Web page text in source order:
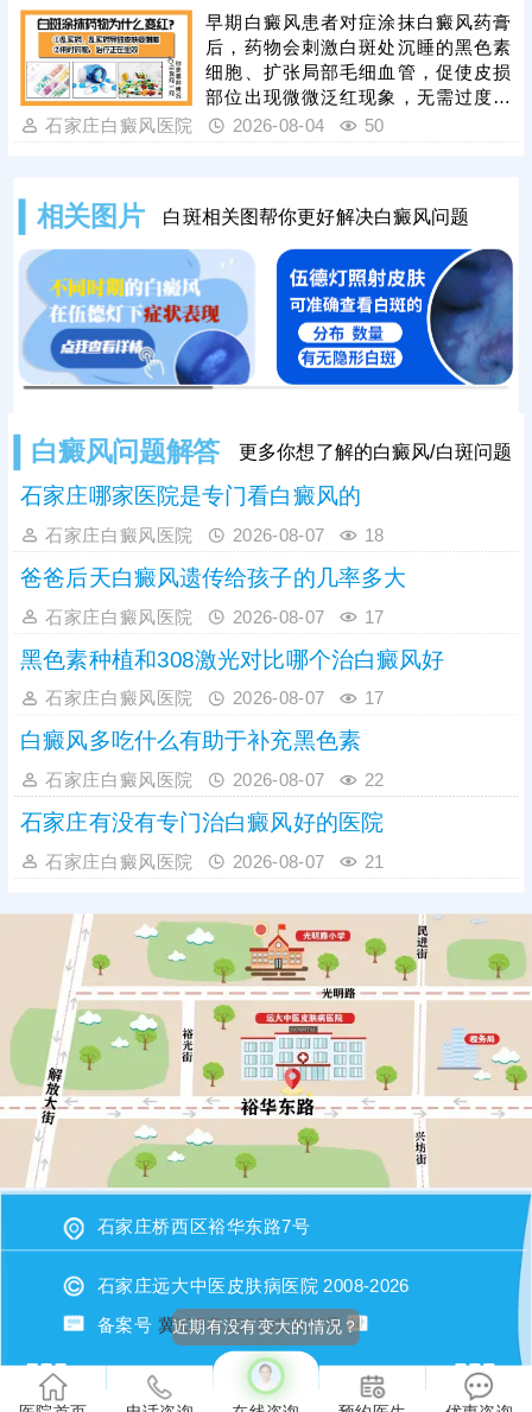
断清楚再进行针对性治疗，一人一
方，加强护理保健，助力皮肤颜色还
原。
早期白癜风患者对症涂抹白癜风药膏
后，药物会刺激白斑处沉睡的黑色素
细胞、扩张局部毛细血管，促使皮损
部位出现微微泛红现象，无需过度担
心。若用药后皮肤发红严重，伴随明
或药物不对症等因素导致。白癜风患
者切勿自行购药、增减药量，务必在
医生指导下规范对症用药。此外，早
期白癜风单一涂药治疗效果有限，临
床中结合308激光照射联合治疗，可
快速
石家庄白癜风医院 2026-08-04 50
相关图片 白斑相关图帮你更好解决白癜风问题
白癜风问题解答 更多你想了解的白癜风/白斑问题
石家庄哪家医院是专门看白癜风的
石家庄白癜风医院 2026-08-07 18
爸爸后天白癜风遗传给孩子的几率多大
石家庄白癜风医院 2026-08-07 17
黑色素种植和308激光对比哪个治白癜风好
石家庄白癜风医院 2026-08-07 17
白癜风多吃什么有助于补充黑色素
石家庄白癜风医院 2026-08-07 22
石家庄有没有专门治白癜风好的医院
石家庄白癜风医院 2026-08-07 21
石家庄桥西区裕华东路7号
石家庄远大中医皮肤病医院 2008-2026
备案号 冀ICP备2023015620号
近期有没有变大的情况？